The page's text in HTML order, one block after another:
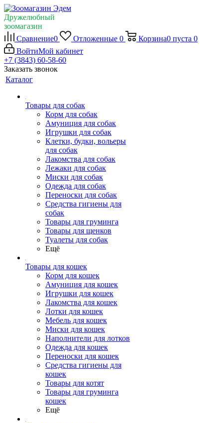
Дружелюбный
зоомагазин
Сравнение0 Отложенные 0 Корзина0 пуста 0
ВойтиМой кабинет
+7 (3843) 60-58-60
Заказать звонок
Каталог
Товары для собак
Корм для собак
Амуниция для собак
Игрушки для собак
Клетки, будки, вольеры
для собак
Лакомства для собак
Лежаки для собак
Миски для собак
Одежда для собак
Переноски для собак
Средства гигиены для
собак
Товары для груминга
Товары для щенков
Туалеты для собак
Ещё
Товары для кошек
Корм для кошек
Амуниция для кошек
Игрушки для кошек
Лакомства для кошек
Лотки для кошек
Мебель для кошек
Миски для кошек
Наполнители для лотков
Одежда для кошек
Переноски для кошек
Средства гигиены для
кошек
Товары для котят
Товары для груминга
кошек
Ещё